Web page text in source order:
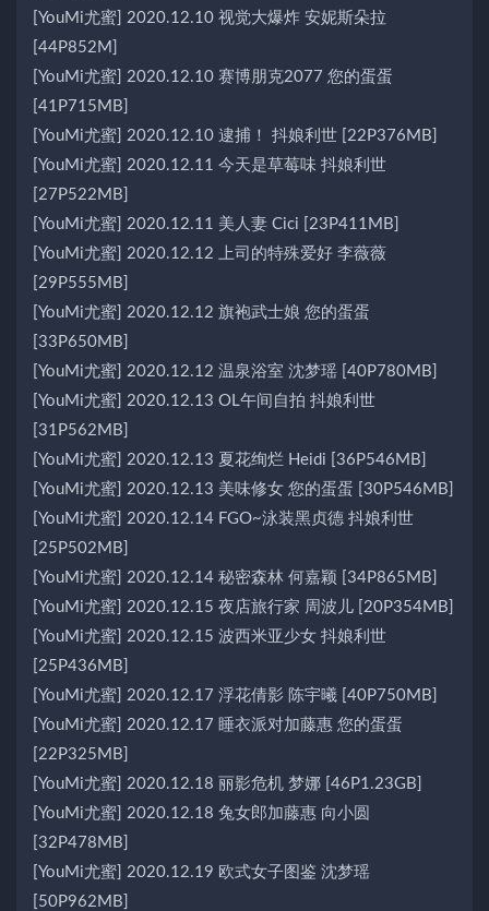
[YouMi尤蜜] 2020.12.10 视觉大爆炸 安妮斯朵拉
[44P852M]
[YouMi尤蜜] 2020.12.10 赛博朋克2077 您的蛋蛋
[41P715MB]
[YouMi尤蜜] 2020.12.10 逮捕！ 抖娘利世 [22P376MB]
[YouMi尤蜜] 2020.12.11 今天是草莓味 抖娘利世
[27P522MB]
[YouMi尤蜜] 2020.12.11 美人妻 Cici [23P411MB]
[YouMi尤蜜] 2020.12.12 上司的特殊爱好 李薇薇
[29P555MB]
[YouMi尤蜜] 2020.12.12 旗袍武士娘 您的蛋蛋
[33P650MB]
[YouMi尤蜜] 2020.12.12 温泉浴室 沈梦瑶 [40P780MB]
[YouMi尤蜜] 2020.12.13 OL午间自拍 抖娘利世
[31P562MB]
[YouMi尤蜜] 2020.12.13 夏花绚烂 Heidi [36P546MB]
[YouMi尤蜜] 2020.12.13 美味修女 您的蛋蛋 [30P546MB]
[YouMi尤蜜] 2020.12.14 FGO~泳装黑贞德 抖娘利世
[25P502MB]
[YouMi尤蜜] 2020.12.14 秘密森林 何嘉颖 [34P865MB]
[YouMi尤蜜] 2020.12.15 夜店旅行家 周波儿 [20P354MB]
[YouMi尤蜜] 2020.12.15 波西米亚少女 抖娘利世
[25P436MB]
[YouMi尤蜜] 2020.12.17 浮花倩影 陈宇曦 [40P750MB]
[YouMi尤蜜] 2020.12.17 睡衣派对加藤惠 您的蛋蛋
[22P325MB]
[YouMi尤蜜] 2020.12.18 丽影危机 梦娜 [46P1.23GB]
[YouMi尤蜜] 2020.12.18 兔女郎加藤惠 向小圆
[32P478MB]
[YouMi尤蜜] 2020.12.19 欧式女子图鉴 沈梦瑶
[50P962MB]